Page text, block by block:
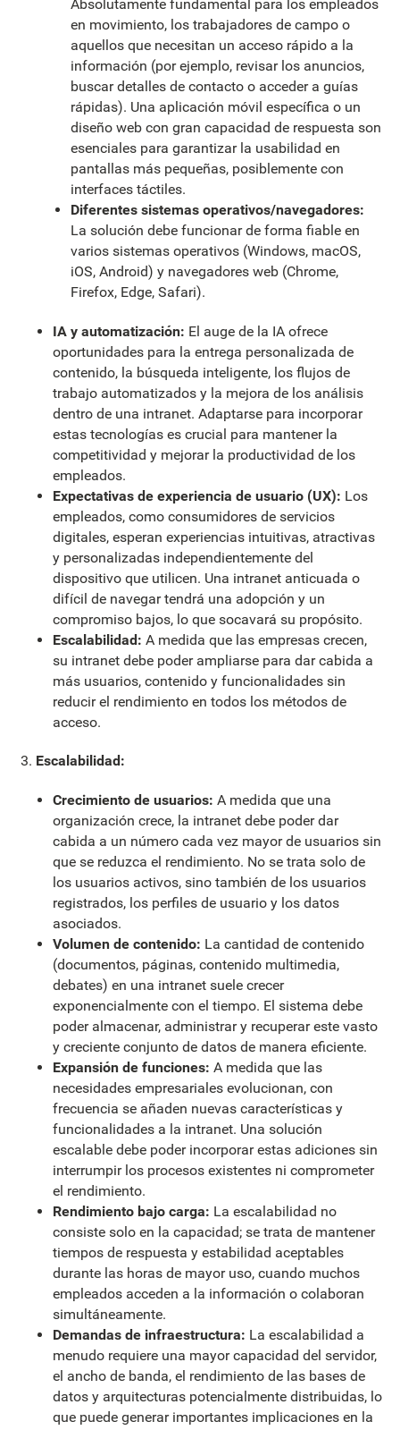
Absolutamente fundamental para los empleados
en movimiento, los trabajadores de campo o
aquellos que necesitan un acceso rápido a la
información (por ejemplo, revisar los anuncios,
buscar detalles de contacto o acceder a guías
rápidas). Una aplicación móvil específica o un
diseño web con gran capacidad de respuesta son
esenciales para garantizar la usabilidad en
pantallas más pequeñas, posiblemente con
interfaces táctiles.
Diferentes sistemas operativos/navegadores:
La solución debe funcionar de forma fiable en
varios sistemas operativos (Windows, macOS,
iOS, Android) y navegadores web (Chrome,
Firefox, Edge, Safari).
IA y automatización: El auge de la IA ofrece
oportunidades para la entrega personalizada de
contenido, la búsqueda inteligente, los flujos de
trabajo automatizados y la mejora de los análisis
dentro de una intranet. Adaptarse para incorporar
estas tecnologías es crucial para mantener la
competitividad y mejorar la productividad de los
empleados.
Expectativas de experiencia de usuario (UX): Los
empleados, como consumidores de servicios
digitales, esperan experiencias intuitivas, atractivas
y personalizadas independientemente del
dispositivo que utilicen. Una intranet anticuada o
difícil de navegar tendrá una adopción y un
compromiso bajos, lo que socavará su propósito.
Escalabilidad: A medida que las empresas crecen,
su intranet debe poder ampliarse para dar cabida a
más usuarios, contenido y funcionalidades sin
reducir el rendimiento en todos los métodos de
acceso.
Escalabilidad:
Crecimiento de usuarios: A medida que una
organización crece, la intranet debe poder dar
cabida a un número cada vez mayor de usuarios sin
que se reduzca el rendimiento. No se trata solo de
los usuarios activos, sino también de los usuarios
registrados, los perfiles de usuario y los datos
asociados.
Volumen de contenido: La cantidad de contenido
(documentos, páginas, contenido multimedia,
debates) en una intranet suele crecer
exponencialmente con el tiempo. El sistema debe
poder almacenar, administrar y recuperar este vasto
y creciente conjunto de datos de manera eficiente.
Expansión de funciones: A medida que las
necesidades empresariales evolucionan, con
frecuencia se añaden nuevas características y
funcionalidades a la intranet. Una solución
escalable debe poder incorporar estas adiciones sin
interrumpir los procesos existentes ni comprometer
el rendimiento.
Rendimiento bajo carga: La escalabilidad no
consiste solo en la capacidad; se trata de mantener
tiempos de respuesta y estabilidad aceptables
durante las horas de mayor uso, cuando muchos
empleados acceden a la información o colaboran
simultáneamente.
Demandas de infraestructura: La escalabilidad a
menudo requiere una mayor capacidad del servidor,
el ancho de banda, el rendimiento de las bases de
datos y arquitecturas potencialmente distribuidas, lo
que puede generar importantes implicaciones en la